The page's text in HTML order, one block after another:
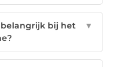
bij het
▼